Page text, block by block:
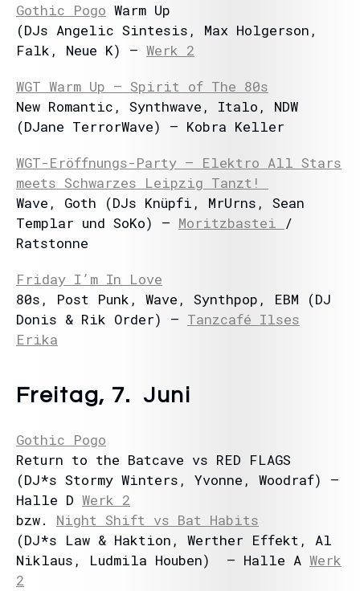
Gothic Pogo Warm Up
(DJs Angelic Sintesis, Max Holgerson,
Falk, Neue K) – Werk 2
WGT Warm Up – Spirit of The 80s
New Romantic, Synthwave, Italo, NDW
(DJane TerrorWave) – Kobra Keller
WGT-Eröffnungs-Party – Elektro All Stars
meets Schwarzes Leipzig Tanzt!
Wave, Goth (DJs Knüpfi, MrUrns, Sean
Templar und SoKo) – Moritzbastei /
Ratstonne
Friday I’m In Love
80s, Post Punk, Wave, Synthpop, EBM (DJ
Donis & Rik Order) – Tanzcafé Ilses
Erika
Freitag, 7. Juni
Gothic Pogo
Return to the Batcave vs RED FLAGS
(DJ*s Stormy Winters, Yvonne, Woodraf) –
Halle D Werk 2
bzw. Night Shift vs Bat Habits
(DJ*s Law & Haktion, Werther Effekt, Al
Niklaus, Ludmila Houben) – Halle A Werk
2